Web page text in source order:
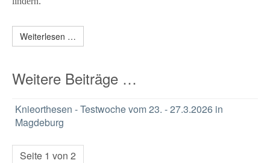
Weiterlesen …
Weitere Beiträge …
Knieorthesen - Testwoche vom 23. - 27.3.2026 in
Magdeburg
Seite 1 von 2